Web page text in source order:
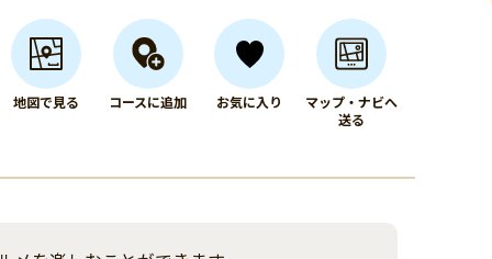
地図で見る コースに追加 お気に入り
マップ・ナビへ
送る